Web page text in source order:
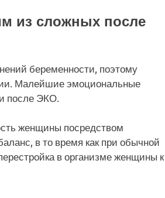
из сложных после
беременности, поэтому
Малейшие эмоциональные
после ЭКО.
женщины посредством
в то время как при обычной
в организме женщины к